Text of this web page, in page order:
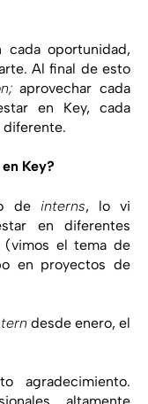
cada oportunidad,
Al final de esto
aprovechar cada
en Key, cada
diferente.
en Key?
de interns, lo vi
en diferentes
(vimos el tema de
en proyectos de
desde enero, el
agradecimiento.